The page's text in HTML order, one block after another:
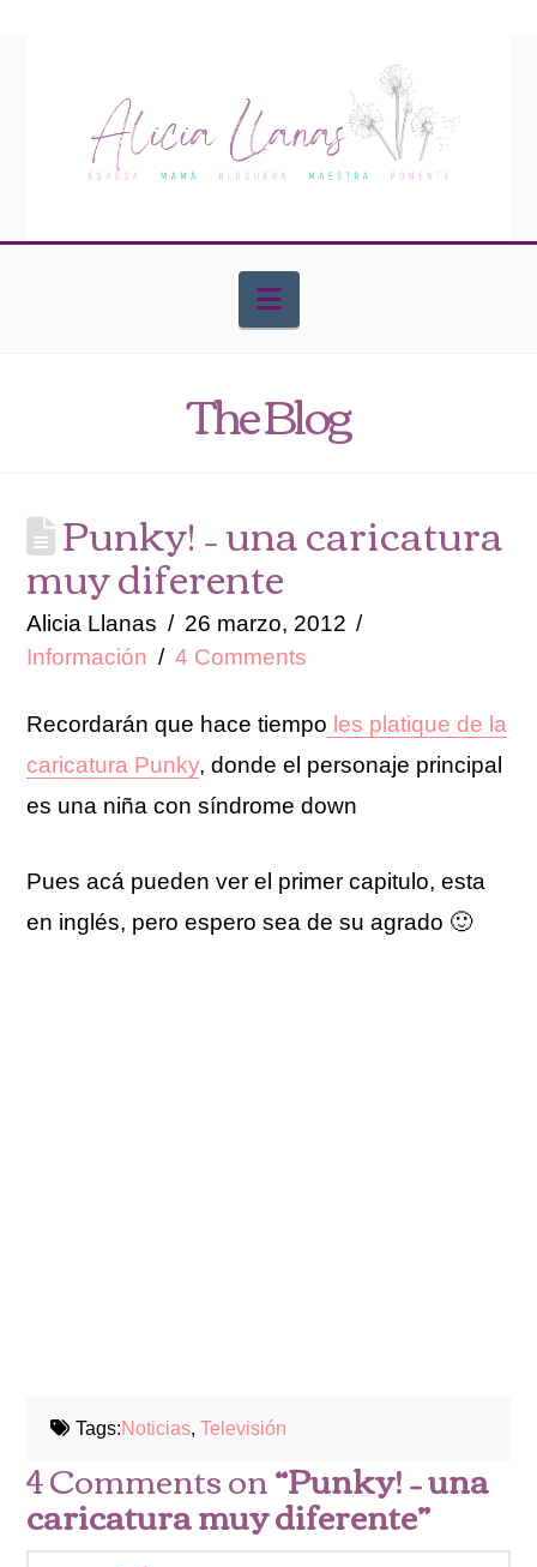
Navigation
The Blog
Punky! – una caricatura
muy diferente
Alicia Llanas
26 marzo, 2012
Información
4 Comments
Recordarán que hace tiempo les platique de la
caricatura Punky, donde el personaje principal
es una niña con síndrome down
Pues acá pueden ver el primer capitulo, esta
en inglés, pero espero sea de su agrado 🙂
Tags:Noticias,Televisión
4 Comments on“Punky! – una
caricatura muy diferente”